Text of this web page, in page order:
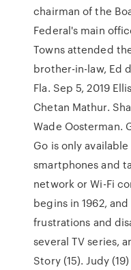
chairman of the
Federal's main
Towns attended
brother-in-law, Ed
Fla. Sep 5, 2019
Chetan Mathur.
Wade Oosterman.
Go is only
smartphones and
network or Wi-Fi
begins in 1962,
frustrations and
several TV series,
Story (15). Judy